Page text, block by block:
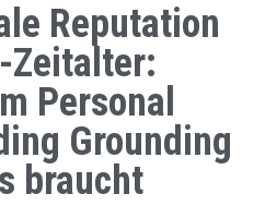
Reputation
Zeitalter:
Personal
Grounding
braucht